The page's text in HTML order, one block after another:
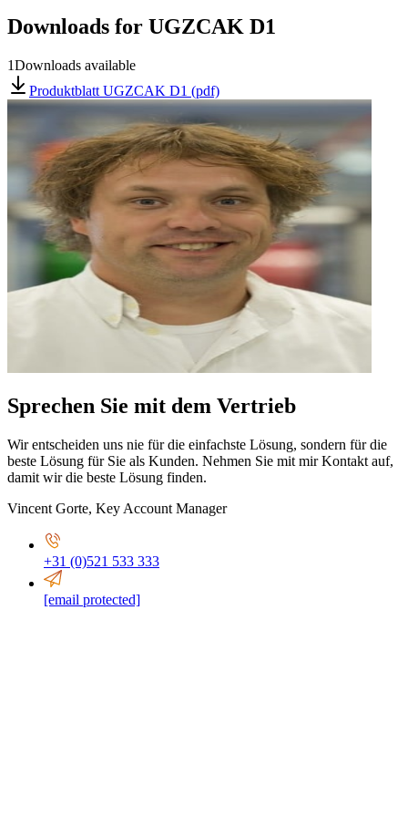
Downloads for UGZCAK D1
1Downloads available
Produktblatt UGZCAK D1 (pdf)
Sprechen Sie mit dem Vertrieb
Wir entscheiden uns nie für die einfachste Lösung, sondern für die
beste Lösung für Sie als Kunden. Nehmen Sie mit mir Kontakt auf,
damit wir die beste Lösung finden.
Vincent Gorte, Key Account Manager
+31 (0)521 533 333
[email protected]